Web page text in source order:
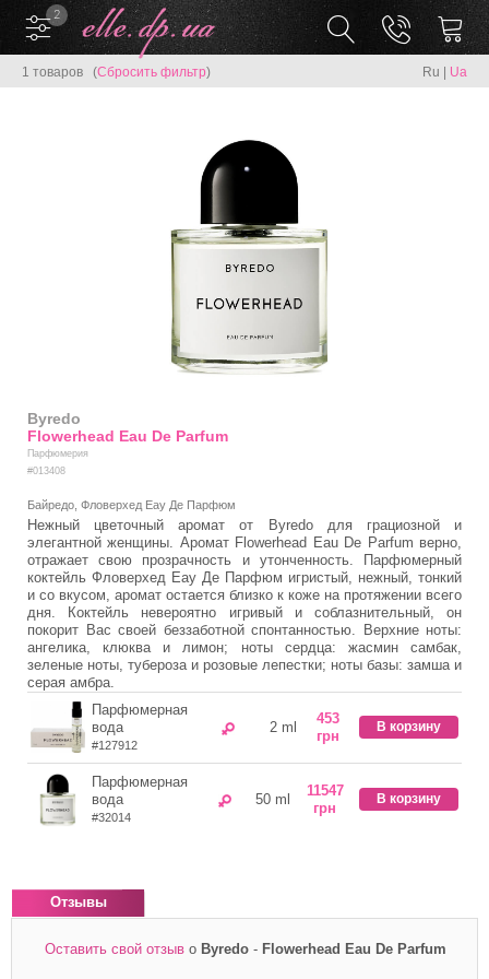
2
1 товаров (Сбросить фильтр) Ru Ua
Byredo
Flowerhead Eau De Parfum
Парфюмерия
#013408
Байредо, Фловерхед Еау Де Парфюм
Нежный цветочный аромат от Byredo для грациозной и
элегантной женщины. Аромат Flowerhead Eau De Parfum верно,
отражает свою прозрачность и утонченность. Парфюмерный
коктейль Фловерхед Еау Де Парфюм игристый, нежный, тонкий
и со вкусом, аромат остается близко к коже на протяжении всего
дня. Коктейль невероятно игривый и соблазнительный, он
покорит Вас своей беззаботной спонтанностью. Верхние ноты:
ангелика, клюква и лимон; ноты сердца: жасмин самбак,
зеленые ноты, тубероза и розовые лепестки; ноты базы: замша и
серая амбра.
Парфюмерная
вода
#127912
2 ml
453
грн
В корзину
Парфюмерная
вода
#32014
50 ml
11547
грн
В корзину
Отзывы
Оставить свой отзыв о Byredo - Flowerhead Eau De Parfum